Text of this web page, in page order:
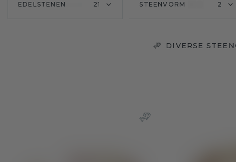
EDELSTENEN 21 STEENVORM 2
DIVERSE